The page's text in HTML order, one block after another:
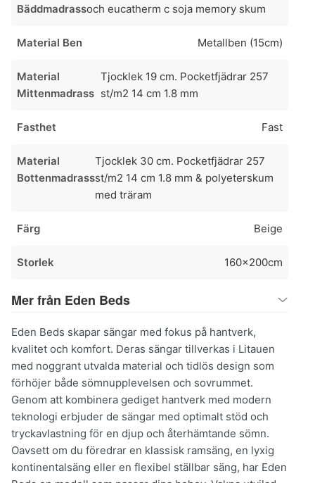
Bäddmadrassoch eucatherm c soja memory skum
Material Ben Metallben (15cm)
Material
Mittenmadrass
Tjocklek 19 cm. Pocketfjädrar 257
st/m2 14 cm 1.8 mm
Fasthet Fast
Material
Bottenmadrass
Tjocklek 30 cm. Pocketfjädrar 257
st/m2 14 cm 1.8 mm & polyeterskum
med träram
Färg Beige
Storlek 160x200cm
Mer från Eden Beds
Eden Beds skapar sängar med fokus på hantverk,
kvalitet och komfort. Deras sängar tillverkas i Litauen
med noggrant utvalda material och tidlös design som
förhöjer både sömnupplevelsen och sovrummet.
Genom att kombinera gediget hantverk med modern
teknologi erbjuder de sängar med optimalt stöd och
tryckavlastning för en djup och återhämtande sömn.
Oavsett om du föredrar en klassisk ramsäng, en lyxig
kontinentalsäng eller en flexibel ställbar säng, har Eden